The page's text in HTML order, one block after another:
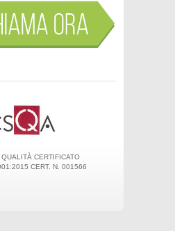
CERTIFICATO
CERT. N. 001566